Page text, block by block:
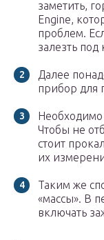
заметить,
Engine,
проблем.
залезть
Далее
прибор для
Необходимо
Чтобы не
стоит
их
Таким же
«массы». В
включать